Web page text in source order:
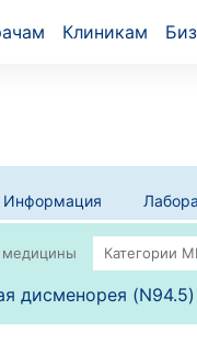
Клиникам
Информация
дисменорея (N94.5)